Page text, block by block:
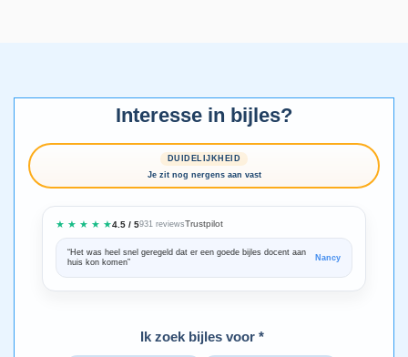
Interesse in bijles?
DUIDELIJKHEID
Je zit nog nergens aan vast
★ ★ ★ ★ ★4.5 / 5931 reviewsTrustpilot
“Het was heel snel geregeld dat er een goede bijles docent aan
huis kon komen”
Nancy
Ik zoek bijles voor *